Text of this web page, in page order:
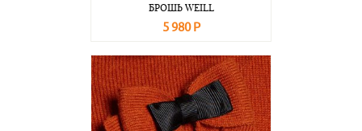
БРОШЬ WEILL
5 980 Р